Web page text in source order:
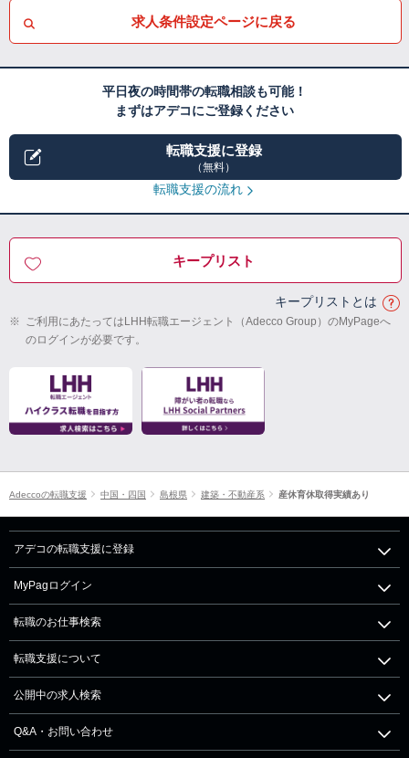
求人条件設定ページに戻る
平日夜の時間帯の転職相談も可能！
まずはアデコにご登録ください
転職支援に登録
（無料）
転職支援の流れ
キープリスト
キープリストとは
※ ご利用にあたってはLHH転職エージェント（Adecco Group）のMyPageへ
のログインが必要です。
Adeccoの転職支援 中国・四国 島根県 建築・不動産系 産休育休取得実績あり
アデコの転職支援に登録
MyPagログイン
転職のお仕事検索
転職支援について
公開中の求人検索
Q&A・お問い合わせ